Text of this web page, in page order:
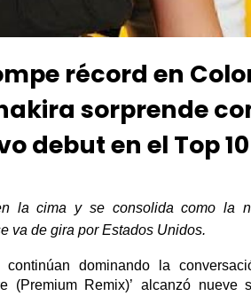
récord en
sorprende
debut en el Top 10
la cima yse consolida como la
va de gira por Estados Unidos.
continúan dominando la
(Premium Remix)’ alcanzó nueve